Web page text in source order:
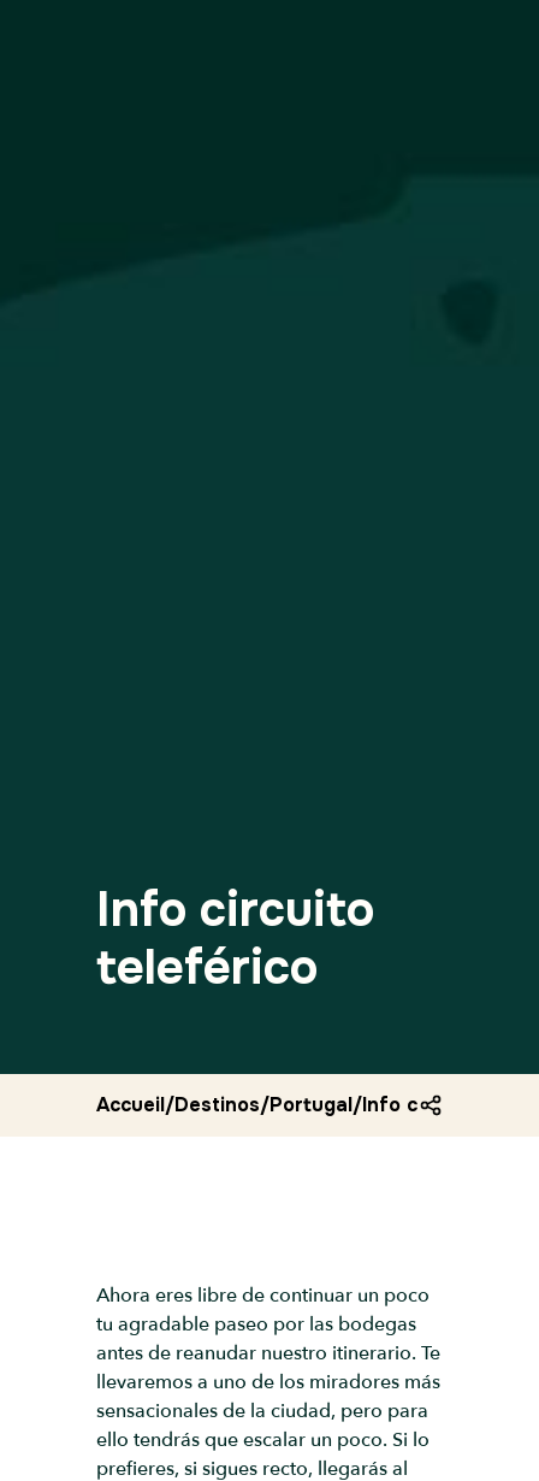
Info circuito
teleférico
Accueil/Destinos/Portugal/Info circuito
Ahora eres libre de continuar un poco
tu agradable paseo por las bodegas
antes de reanudar nuestro itinerario. Te
llevaremos a uno de los miradores más
sensacionales de la ciudad, pero para
ello tendrás que escalar un poco. Si lo
prefieres, si sigues recto, llegarás al